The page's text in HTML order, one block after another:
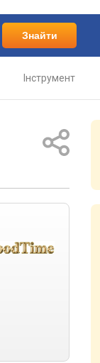
Знайти
Інструмент